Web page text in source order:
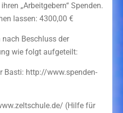
„Arbeitgebern“ Spenden.
lassen: 4300,00 €
nach Beschluss der
wie folgt aufgeteilt:
Basti: http://www.spenden-
(Hilfe für